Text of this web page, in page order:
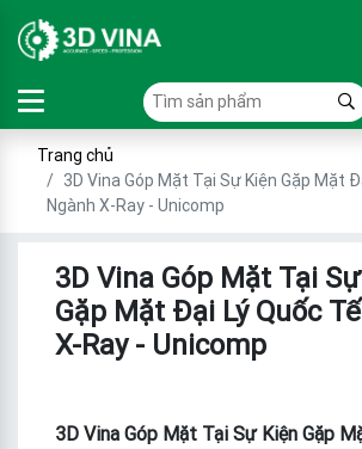
Trang chủ
3D Vina Góp Mặt Tại Sự Kiện Gặp Mặt
Ngành X-Ray - Unicomp
3D Vina Góp Mặt Tại
Gặp Mặt Đại Lý Quốc
X-Ray - Unicomp
3D Vina Góp Mặt Tại Sự Kiện Gặp